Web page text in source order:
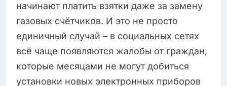
начинают платить взятки даже за замену
газовых счётчиков. И это не просто
единичный случай – в социальных сетях
всё чаще появляются жалобы от граждан,
которые месяцами не могут добиться
установки новых электронных приборов